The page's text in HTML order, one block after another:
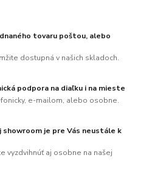
tovaru poštou, alebo
dostupná v našich skladoch.
podpora na diaľku i na mieste
e-mailom, alebo osobne.
showroom je pre Vás neustále k
vyzdvihnúť aj osobne na našej